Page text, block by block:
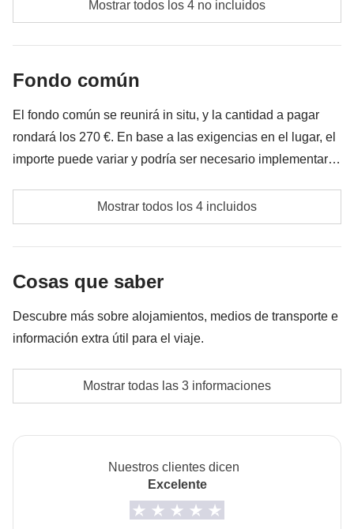
meter en la mochila :)
Todo lo que no se menciona en la sección "Qué está
Mostrar todos los 4 no incluidos
Fondo común
El fondo común se reunirá in situ, y la cantidad a pagar
rondará los 270 €. En base a las exigencias en el lugar, el
importe puede variar y podría ser necesario implementarlo;
Transportes locales eventuales
han acordado realizar, junto con la parte
correspondiente del coordinador. Actividades
pagadas con el fondo común: son realizadas por
proveedores locales ajenos a WeRoad (terceros) y se
su gestión ni asume responsabilidad alguna
Mostrar todos los 4 incluidos
Cosas que saber
Descubre más sobre alojamientos, medios de transporte e
información extra útil para el viaje.
Alojamiento
Nacional Everglades y tour en barco a Miami
Mostrar todas las 3 informaciones
Nuestros clientes dicen
Excelente